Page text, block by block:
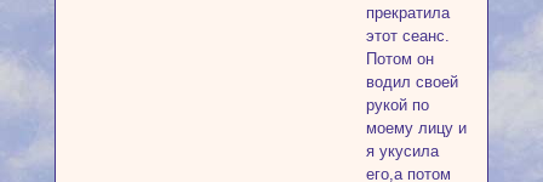
прекратила
этот сеанс.
Потом он
водил своей
рукой по
моему лицу и
я укусила
его,а потом